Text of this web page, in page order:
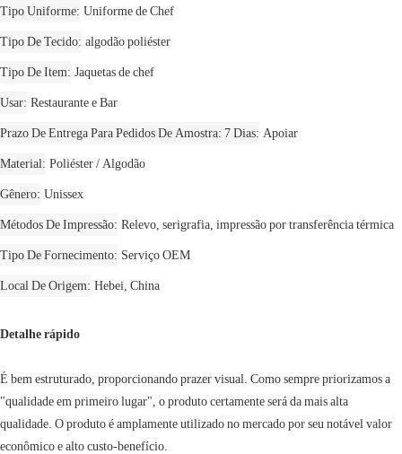
Tipo Uniforme Uniforme de Chef
Tipo De Tecido algodão poliéster
Tipo De Item Jaquetas de chef
Usar Restaurante e Bar
Prazo De Entrega Para Pedidos De Amostra: 7 Dias Apoiar
Material Poliéster / Algodão
Gênero Unissex
Métodos De Impressão Relevo, serigrafia, impressão por transferência térmica
Tipo De Fornecimento Serviço OEM
Local De Origem Hebei, China
Detalhe rápido
É bem estruturado, proporcionando prazer visual. Como sempre priorizamos a
"qualidade em primeiro lugar", o produto certamente será da mais alta
qualidade. O produto é amplamente utilizado no mercado por seu notável valor
econômico e alto custo-benefício.